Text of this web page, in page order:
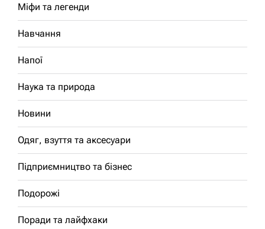
Міфи та легенди
Навчання
Напої
Наука та природа
Новини
Одяг, взуття та аксесуари
Підприємництво та бізнес
Подорожі
Поради та лайфхаки